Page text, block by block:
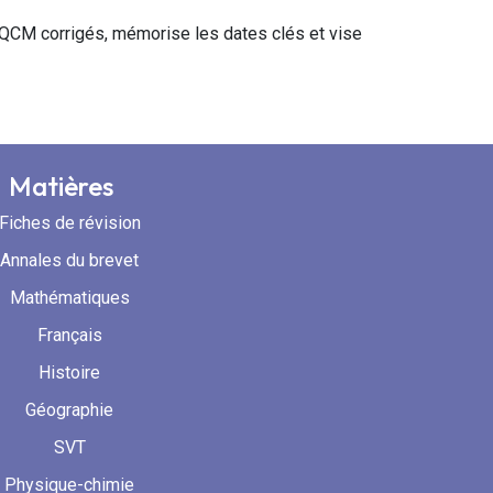
corrigés, mémorise les dates clés et vise
Matières
de révision
Annales du brevet
Mathématiques
Français
Histoire
Géographie
SVT
Physique-chimie